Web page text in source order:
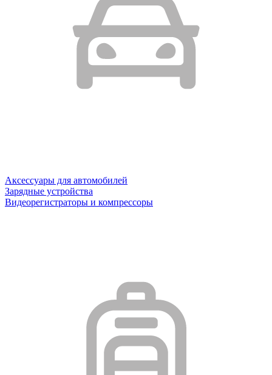
Аксессуары для автомобилей
Зарядные устройства
Видеорегистраторы и компрессоры